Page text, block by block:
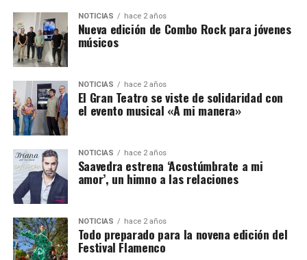
NOTICIAS hace 2 años
Nueva edición de Combo Rock para jóvenes
músicos
NOTICIAS hace 2 años
El Gran Teatro se viste de solidaridad con
el evento musical «A mi manera»
NOTICIAS hace 2 años
Saavedra estrena ‘Acostúmbrate a mi
amor’, un himno a las relaciones
NOTICIAS hace 2 años
Todo preparado para la novena edición del
Festival Flamenco